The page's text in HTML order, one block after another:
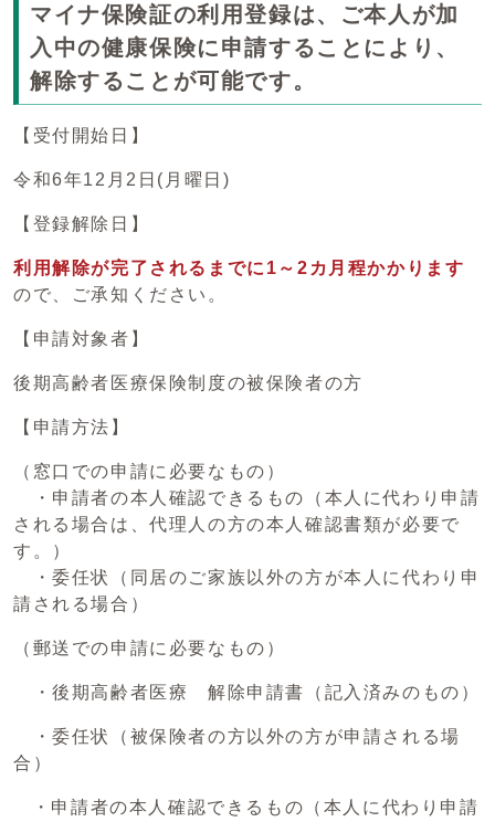
マイナ保険証の利用登録は、ご本人が加
入中の健康保険に申請することにより、
解除することが可能です。
【受付開始日】
令和6年12月2日(月曜日)
【登録解除日】
利用解除が完了されるまでに1～2カ月程かかります
ので、ご承知ください。
【申請対象者】
後期高齢者医療保険制度の被保険者の方
【申請方法】
（窓口での申請に必要なもの）
・申請者の本人確認できるもの（本人に代わり申請
される場合は、代理人の方の本人確認書類が必要で
す。）
・委任状（同居のご家族以外の方が本人に代わり申
請される場合）
（郵送での申請に必要なもの）
・後期高齢者医療 解除申請書（記入済みのもの）
・委任状（被保険者の方以外の方が申請される場
合）
・申請者の本人確認できるもの（本人に代わり申請